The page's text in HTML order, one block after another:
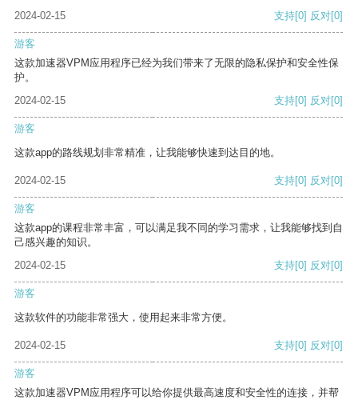
2024-02-15
支持[0] 反对[0]
游客
这款加速器VPM应用程序已经为我们带来了无限的隐私保护和安全性保
护。
2024-02-15
支持[0] 反对[0]
游客
这款app的路线规划非常精准，让我能够快速到达目的地。
2024-02-15 支持[0] 反对[0]
游客
这款app的课程非常丰富，可以满足我不同的学习需求，让我能够找到自
己感兴趣的知识。
2024-02-15
支持[0] 反对[0]
游客
这款软件的功能非常强大，使用起来非常方便。
2024-02-15 支持[0] 反对[0]
游客
这款加速器VPM应用程序可以给你提供最高速度和安全性的连接，并帮